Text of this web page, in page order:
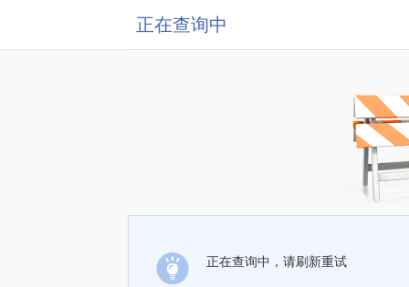
正在查询中
正在查询中，请刷新重试